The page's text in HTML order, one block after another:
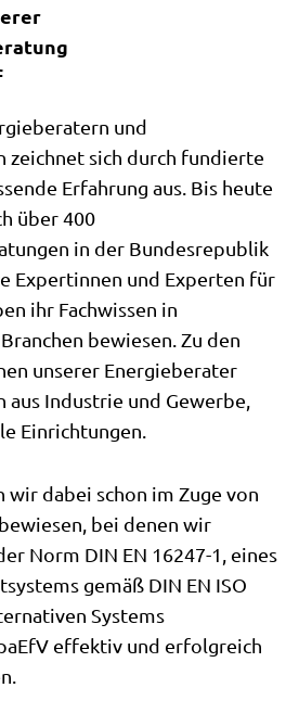
und
zeichnet sich durch fundierte
Erfahrung aus. Bis heute
über 400
in der Bundesrepublik
Expertinnen und Experten für
ihr Fachwissen in
bewiesen. Zu den
unserer Energieberater
aus Industrie und Gewerbe,
Einrichtungen.
wir dabei schon im Zuge von
bei denen wir
Norm DIN EN 16247-1, eines
gemäß DIN EN ISO
Systems
effektiv und erfolgreich